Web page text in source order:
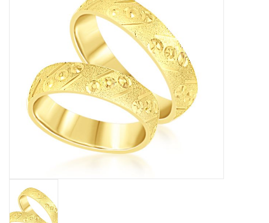
Gouden Munten
Baby Armbanden
Armbanden
Man Ringen
Exclusieve ringen
Lab diamanten